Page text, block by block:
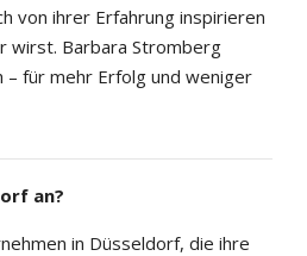
von ihrer Erfahrung inspirieren
wirst. Barbara Stromberg
– für mehr Erfolg und weniger
an?
in Düsseldorf, die ihre